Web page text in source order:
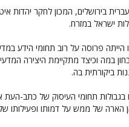
בירושלים, המכון לחקר יהדות
ישראל במזרח.
פרוסה על רוב תחומי הידע
במה וכיצד מתקיימת היצירה
ביקורתית בה.
תחומי העיסוק של כתב-העת
הארה של ממש על דמותו ופעילותו